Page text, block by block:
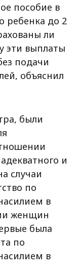
пособие в
ребенка до 2
ли
эти выплаты
подачи
объяснил
были
и
случаи
по
в
женщин
была
по
в